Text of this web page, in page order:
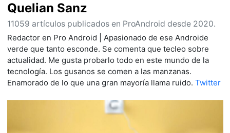
Quelian Sanz
11059 artículos publicados en ProAndroid desde 2020.
Redactor en Pro Android | Apasionado de ese Androide
verde que tanto esconde. Se comenta que tecleo sobre
actualidad. Me gusta probarlo todo en este mundo de la
tecnología. Los gusanos se comen a las manzanas.
Enamorado de lo que una gran mayoría llama ruido. Twitter